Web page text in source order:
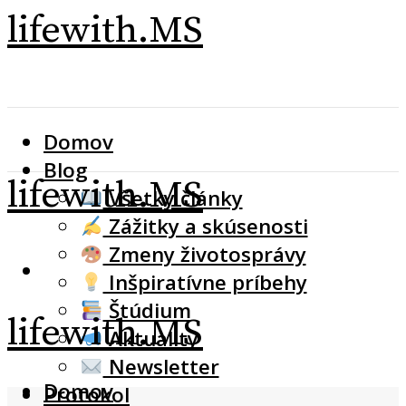
lifewith.MS
Domov
Blog
Všetky články
Zážitky a skúsenosti
Zmeny životosprávy
Inšpiratívne príbehy
Štúdium
Aktuality
Newsletter
Protokol
lifewith.MS
lifewith.MS
Domov